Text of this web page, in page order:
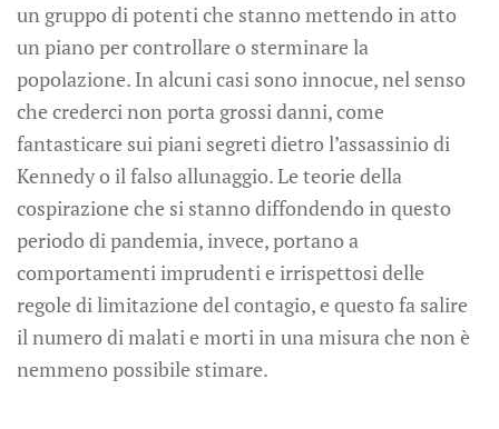
un gruppo di potenti che stanno mettendo in atto
un piano per controllare o sterminare la
popolazione. In alcuni casi sono innocue, nel senso
che crederci non porta grossi danni, come
fantasticare sui piani segreti dietro l’assassinio di
Kennedy o il falso allunaggio. Le teorie della
cospirazione che si stanno diffondendo in questo
periodo di pandemia, invece, portano a
comportamenti imprudenti e irrispettosi delle
regole di limitazione del contagio, e questo fa salire
il numero di malati e morti in una misura che non è
nemmeno possibile stimare.